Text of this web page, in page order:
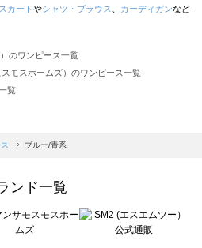
スカート やシャツ・ブラウス カーディガンなど
のワンピース一覧
モスホームズ）のワンピース一覧
覧
バイサマンサモスモス）のワンピース一覧
ス ブルー）のワンピース一覧
一覧
ク）のワンピース一覧
ブルー/青系
ンド一覧